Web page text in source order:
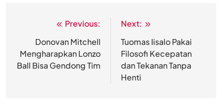
navigation
Previous:
Donovan Mitchell
Mengharapkan Lonzo
Ball Bisa Gendong Tim
Next:
Tuomas Iisalo Pakai
Filosofi Kecepatan
dan Tekanan Tanpa
Henti